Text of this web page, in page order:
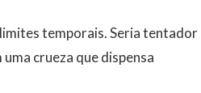
temporais. Seria tentador
crueza que dispensa